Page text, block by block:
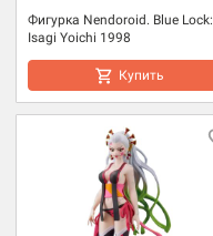
Фигурка Nendoroid. Blue Lock:
Isagi Yoichi 1998
Купить